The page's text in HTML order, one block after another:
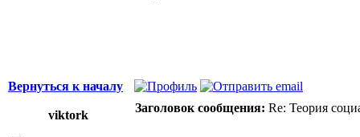
Вернуться к началу
viktork
Заголовок сообщения: Re: Теория